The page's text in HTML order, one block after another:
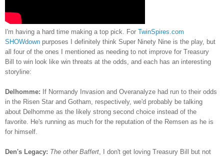
I'm having a hard time making a top pick. For TwinSpires.com
SHOWdown purposes I definitely think Super Ninety Nine is the play, but
all four of the ones I mentioned as needing to not improve for Treasury
Bill to win look like win threats at the odds, and each has an interesting
storyline:
Delhomme: If Normandy Invasion and Overanalyze had run to their odds
in the Risen Star and Gotham, respectively, we'd probably be talking
about Delhomme as the likely strong second choice instead of the
favorite. He's running as much for the reputation of the Remsen as he is
for himself.
Den's Legacy: The other Baffert , I don't get loving Treasury Bill but not